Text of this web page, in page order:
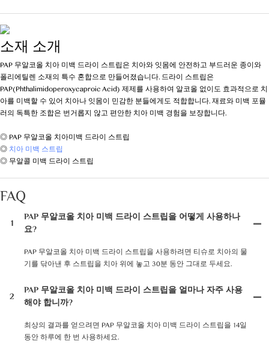
소재 소개
PAP 무알코올 치아 미백 드라이 스트립은 치아와 잇몸에 안전하고 부드러운 종이와
폴리에틸렌 소재의 특수 혼합으로 만들어졌습니다. 드라이 스트립은
PAP(Phthalimidoperoxycaproic Acid) 제제를 사용하여 알코올 없이도 효과적으로 치
아를 미백할 수 있어 치아나 잇몸이 민감한 분들에게도 적합합니다. 재료와 미백 포뮬
러의 독특한 조합은 번거롭지 않고 편안한 치아 미백 경험을 보장합니다.
◎ PAP 무알코올 치아미백 드라이 스트립
◎ 치아 미백 스트립
◎ 무알콜 미백 드라이 스트립
FAQ
1
PAP 무알코올 치아 미백 드라이 스트립을 어떻게 사용하나
요?
PAP 무알코올 치아 미백 드라이 스트립을 사용하려면 티슈로 치아의 물
기를 닦아낸 후 스트립을 치아 위에 놓고 30분 동안 그대로 두세요.
2
PAP 무알코올 치아 미백 드라이 스트립을 얼마나 자주 사용
해야 합니까?
최상의 결과를 얻으려면 PAP 무알코올 치아 미백 드라이 스트립을 14일
동안 하루에 한 번 사용하세요.